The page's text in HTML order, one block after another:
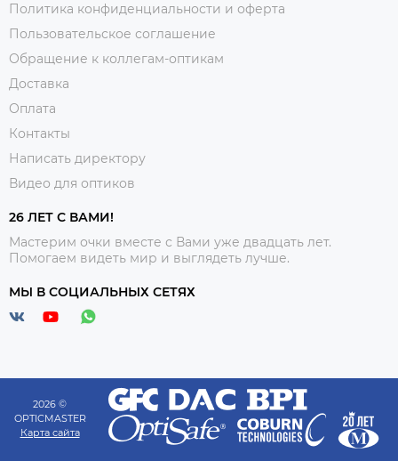
Политика конфиденциальности и оферта
Пользовательское соглашение
Обращение к коллегам-оптикам
Доставка
Оплата
Контакты
Написать директору
Видео для оптиков
26 ЛЕТ С ВАМИ!
Мастерим очки вместе с Вами уже двадцать лет.
Помогаем видеть мир и выглядеть лучше.
МЫ В СОЦИАЛЬНЫХ СЕТЯХ
2026 ©
OPTICMASTER
Карта сайта